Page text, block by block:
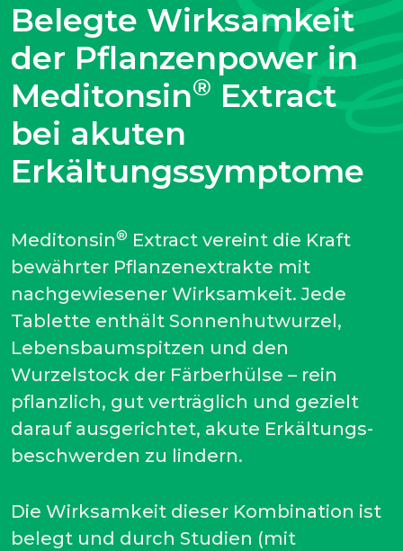
Belegte Wirksamkeit
der Pflanzenpower in
Meditonsin® Extract
bei akuten
Erkältungssymptome
Meditonsin® Extract vereint die Kraft
bewährter Pflanzenextrakte mit
nachgewiesener Wirksamkeit. Jede
Tablette enthält Sonnenhutwurzel,
Lebensbaumspitzen und den
Wurzelstock der Färberhülse – rein
pflanzlich, gut verträglich und gezielt
darauf ausgerichtet, akute Erkältungs-
beschwerden zu lindern.
Die Wirksamkeit dieser Kombination ist
belegt und durch Studien (mit